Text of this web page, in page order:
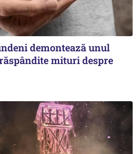
demontează unul
mituri despre